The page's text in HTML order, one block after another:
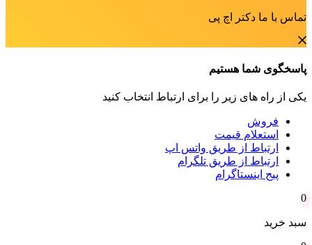
تماس با ما دکتر اچ پی
پاسخگوی شما هستیم
یکی از راه های زیر را برای ارتباط انتخاب کنید
فروش
استعلام قیمت
ارتباط از طریق واتس اپ
ارتباط از طریق تلگرام
پیج اینستاگرام
0
سبد خرید